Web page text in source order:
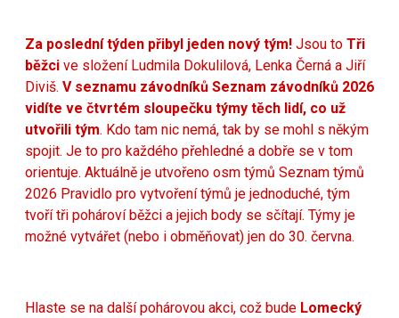
Za poslední týden přibyl jeden nový tým! Jsou to Tři
běžci ve složení Ludmila Dokulilová, Lenka Černá a Jiří
Diviš. V seznamu závodníků Seznam závodníků 2026
vidíte ve čtvrtém sloupečku týmy těch lidí, co už
utvořili tým. Kdo tam nic nemá, tak by se mohl s někým
spojit. Je to pro každého přehledné a dobře se v tom
orientuje. Aktuálně je utvořeno osm týmů Seznam týmů
2026 Pravidlo pro vytvoření týmů je jednoduché, tým
tvoří tři pohároví běžci a jejich body se sčítají. Týmy je
možné vytvářet (nebo i obměňovat) jen do 30. června.
Hlaste se na další pohárovou akci, což bude Lomecký